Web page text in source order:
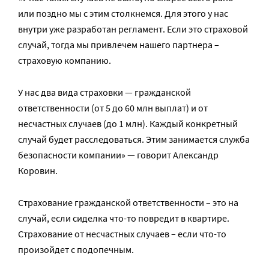
или поздно мы с этим столкнемся. Для этого у нас
внутри уже разработан регламент. Если это страховой
случай, тогда мы привлечем нашего партнера –
страховую компанию.
У нас два вида страховки — гражданской
ответственности (от 5 до 60 млн выплат) и от
несчастных случаев (до 1 млн). Каждый конкретный
случай будет расследоваться. Этим занимается служба
безопасности компании» — говорит Александр
Коровин.
Страхование гражданской ответственности – это на
случай, если сиделка что-то повредит в квартире.
Страхование от несчастных случаев – если что-то
произойдет с подопечным.